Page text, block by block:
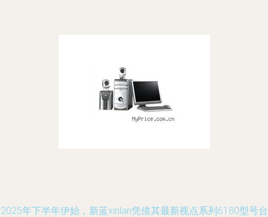
年下半年伊始，新蓝xinlan凭借其最新视点系列6180型号台